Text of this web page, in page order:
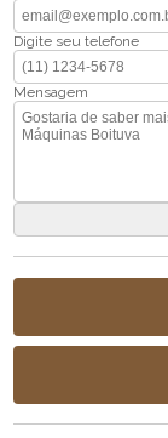
Digite seu telefone
Mensagem